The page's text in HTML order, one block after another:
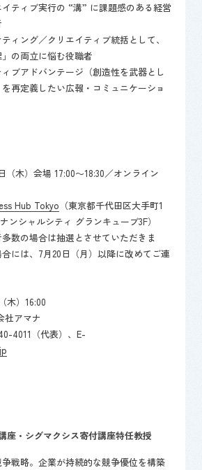
イティブ実行の “溝” に課題感のある経営
ィング／クリエイティブ統括として、
」の両立に悩む役職者
ブアドバンテージ（創造性を武器とし
再定義したい広報・コミュニケーショ
（木）会場 17:00～18:30／オンライン
Hub Tokyo （東京都千代田区大手町1
ンシャルシティ グランキューブ3F）
数の場合は抽選とさせていただきま
には、7月20日（月）以降に改めてご連
木）16:00
社アマナ
4011（代表）、E-
座・シグマクシス寄付講座特任教授
戦略。企業が持続的な競争優位を構築